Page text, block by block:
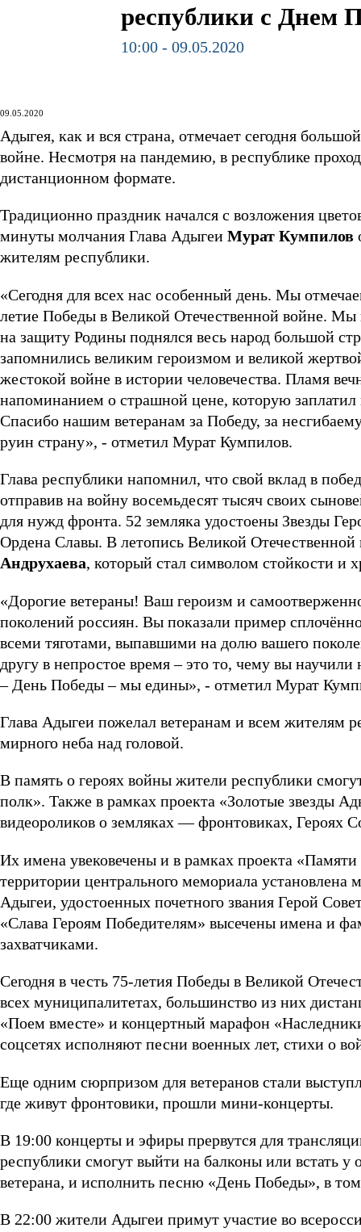
республики с Днем
10:00 - 09.05.2020
09.05.2020
Адыгея, как и вся страна, отмечает сегодня
войне. Несмотря на пандемию, в республике
дистанционном формате.
Традиционно праздник начался с возложения
минуты молчания Глава Адыгеи Мурат Кумпилов
жителям республики.
«Сегодня для всех нас особенный день. Мы
летие Победы в Великой Отечественной войне. Мы
на защиту Родины поднялся весь народ большой
запомнились великим героизмом и великой
жестокой войне в истории человечества. Пламя
напоминанием о страшной цене, которую
Спасибо нашим ветеранам за Победу, за
руин страну», - отметил Мурат Кумпилов.
Глава республики напомнил, что свой вклад в
отправив на войну восемьдесят тысяч своих
для нужд фронта. 52 земляка удостоены Звезды
Ордена Славы. В летопись Великой
Андрухаева, который стал символом стойкости и
«Дорогие ветераны! Ваш героизм и
поколений россиян. Вы показали пример
всеми тяготами, выпавшими на долю вашего
другу в непростое время – это то, чему вы
– День Победы – мы едины», - отметил Мурат
Глава Адыгеи пожелал ветеранам и всем жителям
мирного неба над головой.
В память о героях войны жители республики
полк». Также в рамках проекта «Золотые звезды
видеороликов о земляках — фронтовиках, Героях
Их имена увековечены и в рамках проекта
территории центрального мемориала
Адыгеи, удостоенных почетного звания Герой
«Слава Героям Победителям» высечены имена и
захватчиками.
Сегодня в честь 75-летия Победы в Великой
всех муниципалитетах, большинство из них
«Поем вместе» и концертный марафон
соцсетях исполняют песни военных лет, стихи о
Еще одним сюрпризом для ветеранов стали
где живут фронтовики, прошли мини-концерты.
В 19:00 концерты и эфиры прервутся для
республики смогут выйти на балконы или встать
ветерана, и исполнить песню «День Победы», в
В 22:00 жители Адыгеи примут участие во